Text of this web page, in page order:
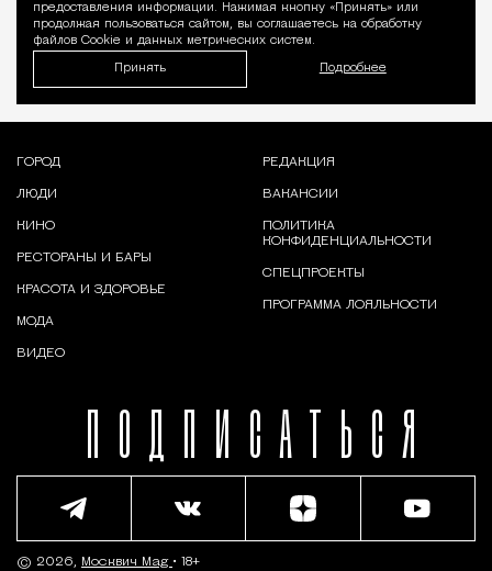
предоставления информации. Нажимая кнопку «Принять» или
продолжая пользоваться сайтом, вы соглашаетесь на обработку
файлов Cookie и данных метрических систем.
Принять Подробнее
ПОДПИСАТЬСЯ
ГОРОД
ЛЮДИ
КИНО
РЕСТОРАНЫ И БАРЫ
КРАСОТА И ЗДОРОВЬЕ
МОДА
ВИДЕО
РЕДАКЦИЯ
ВАКАНСИИ
ПОЛИТИКА
КОНФИДЕНЦИАЛЬНОСТИ
СПЕЦПРОЕКТЫ
ПРОГРАММА ЛОЯЛЬНОСТИ
© 2026, Москвич Mag • 18+